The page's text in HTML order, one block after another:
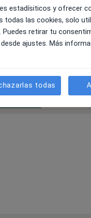
online no está
estadísiticos y ofrecer
todas las cookies, solo
Puedes retirar tu
ajustes. Más
todas